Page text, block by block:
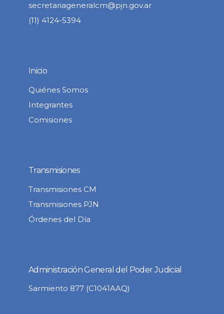
secretariageneralcm@pjn.gov.ar
(11) 4124-5394
Inicio
Quiénes Somos
Integrantes
Comisiones
Transmisiones
Transmisiones CM
Transmisiones PJN
Órdenes del Día
Administración General del Poder Judicial
Sarmiento 877 (C1041AAQ)